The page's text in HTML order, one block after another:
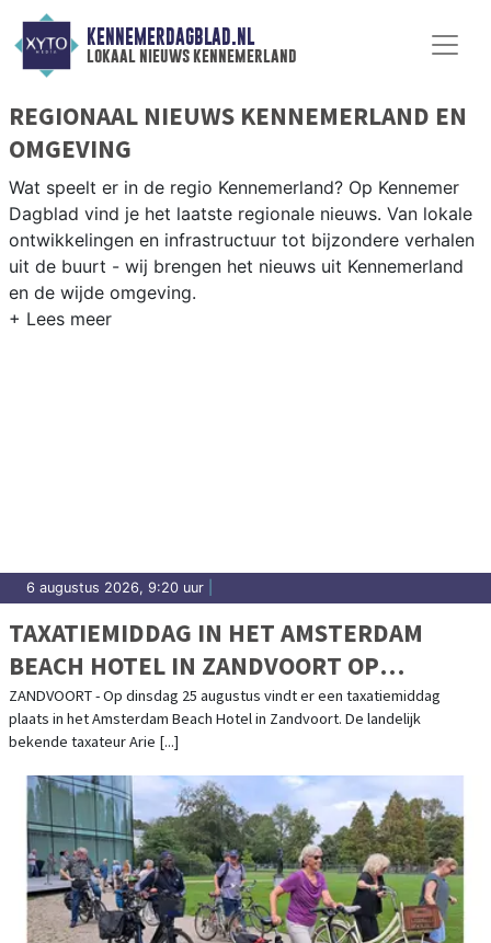
KENNEMERDAGBLAD.NL
lokaal nieuws kennemerland
REGIONAAL NIEUWS KENNEMERLAND EN
OMGEVING
Wat speelt er in de regio Kennemerland? Op Kennemer
Dagblad vind je het laatste regionale nieuws. Van lokale
ontwikkelingen en infrastructuur tot bijzondere verhalen
uit de buurt - wij brengen het nieuws uit Kennemerland
en de wijde omgeving.
6 augustus 2026, 9:20 uur
TAXATIEMIDDAG IN HET AMSTERDAM
BEACH HOTEL IN ZANDVOORT OP
DINSDAG 25 AUGUSTUS VAN 14.00 TOT
16.15 UUR
ZANDVOORT - Op dinsdag 25 augustus vindt er een taxatiemiddag
plaats in het Amsterdam Beach Hotel in Zandvoort. De landelijk
bekende taxateur Arie [...]